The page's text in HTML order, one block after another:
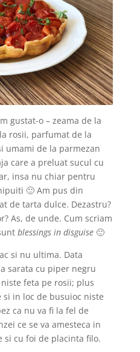
gustat-o – zeama de la
rosii, parfumat de la
umami de la parmezan
care a preluat sucul cu
insa nu chiar pentru
🙂 Am pus din
de tarta dulce. Dezastru?
As, de unde. Cum scriam
blessings in disguise🙂
si nu ultima. Data
sarata cu piper negru
feta pe rosii; plus
in loc de busuioc niste
ca nu va fi la fel de
ce se va amesteca in
si cu foi de placinta filo.